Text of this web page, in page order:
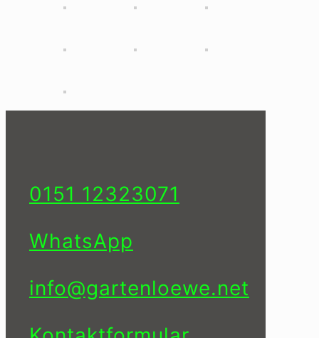
0151 12323071
WhatsApp
info@gartenloewe.net